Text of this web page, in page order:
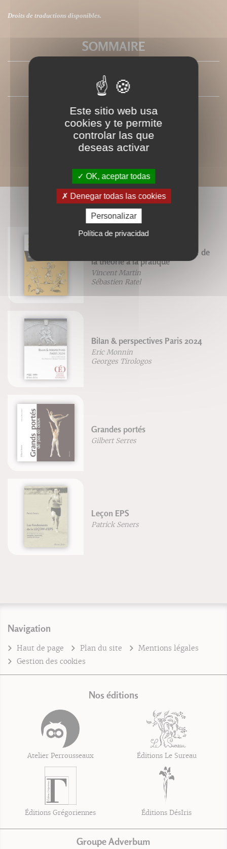
Droits de traductions disponibles.
SOMMAIRE
PRESSE
LIVRES ASSOCIÉS
L'enfant et l'activité physique : de
la théorie à la pratique
Vincent Martin
Sébastien Ratel
Bilan & perspectives Paris 2024
Eric Monnin
Georges Tirologos
Grandes portés
Gilbert Serres
Leçon EPS
Patrick Seners
Navigation
Haut de page Plan du site
Mentions légales
Gestion des cookies
Nos éditions
Atelier Perrousseaux Éditions Le Sureau
Éditions Grégoriennes Éditions DésIris
Groupe Adverbum
Este sitio web usa
cookies y te permite
controlar las que
deseas activar
OK, aceptar todas
Denegar todas las cookies
Personalizar
Política de privacidad